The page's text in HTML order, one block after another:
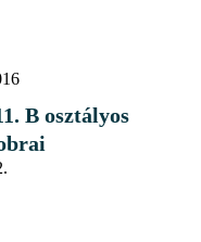
B osztályos